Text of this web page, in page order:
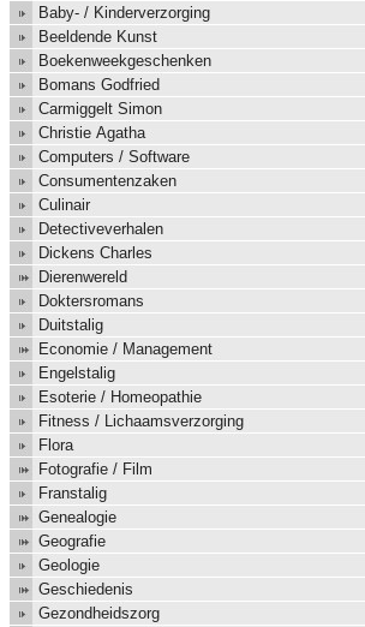
Baby- / Kinderverzorging
Beeldende Kunst
Boekenweekgeschenken
Bomans Godfried
Carmiggelt Simon
Christie Agatha
Computers / Software
Consumentenzaken
Culinair
Detectiveverhalen
Dickens Charles
Dierenwereld
Doktersromans
Duitstalig
Economie / Management
Engelstalig
Esoterie / Homeopathie
Fitness / Lichaamsverzorging
Flora
Fotografie / Film
Franstalig
Genealogie
Geografie
Geologie
Geschiedenis
Gezondheidszorg